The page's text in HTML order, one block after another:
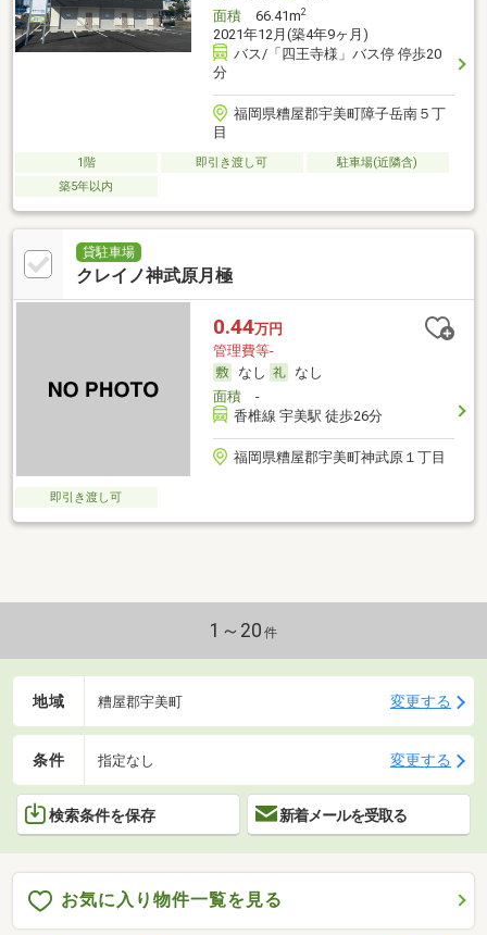
面積66.41m2
2021年12月(築4年9ヶ月)
バス/「四王寺様」バス停 停歩20
分
福岡県糟屋郡宇美町障子岳南５丁
目
1階 即引き渡し可
駐車場(近隣含)
築5年以内
貸駐車場
クレイノ神武原月極
0.44万円
管理費等-
なし
なし
面積-
香椎線 宇美駅 徒歩26分
福岡県糟屋郡宇美町神武原１丁目
即引き渡し可
1～20 件
地域 糟屋郡宇美町 変更する
条件 指定なし 変更する
検索条件を保存 新着メールを受取る
お気に入り物件一覧を見る